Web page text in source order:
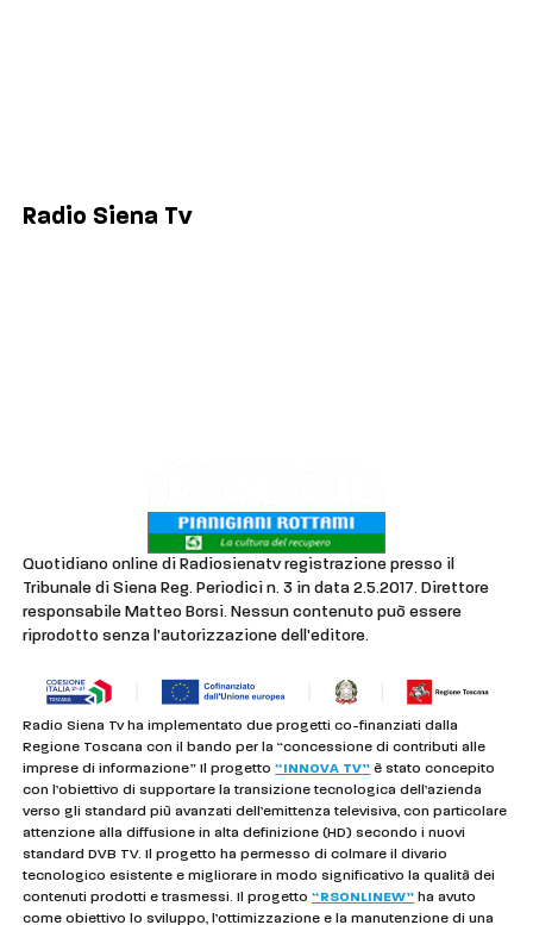
Radio Siena Tv
Quotidiano online di Radiosienatv registrazione presso il
Tribunale di Siena Reg. Periodici n. 3 in data 2.5.2017. Direttore
responsabile Matteo Borsi. Nessun contenuto può essere
riprodotto senza l'autorizzazione dell'editore.
Radio Siena Tv ha implementato due progetti co-finanziati dalla
Regione Toscana con il bando per la “concessione di contributi alle
imprese di informazione” Il progetto“INNOVA TV” è stato concepito
con l’obiettivo di supportare la transizione tecnologica dell’azienda
verso gli standard più avanzati dell’emittenza televisiva, con particolare
attenzione alla diffusione in alta definizione (HD) secondo i nuovi
standard DVB TV. Il progetto ha permesso di colmare il divario
tecnologico esistente e migliorare in modo significativo la qualità dei
contenuti prodotti e trasmessi. Il progetto“RSONLINEW” ha avuto
come obiettivo lo sviluppo, l’ottimizzazione e la manutenzione di una